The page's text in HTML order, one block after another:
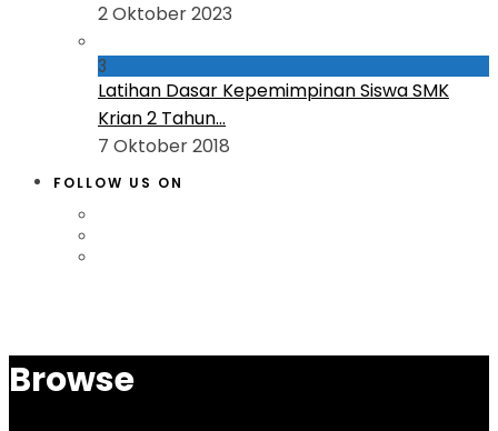
2 Oktober 2023
3
Latihan Dasar Kepemimpinan Siswa SMK
Krian 2 Tahun...
7 Oktober 2018
FOLLOW US ON
Browse